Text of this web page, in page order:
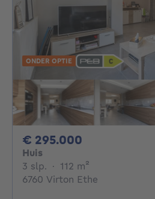
ONDER OPTIE
€ 295.000
Huis
3 slp. 3 slaapkamers
· 112 m²
6760 Virton Ethe